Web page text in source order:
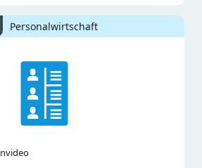
Personalwirtschaft